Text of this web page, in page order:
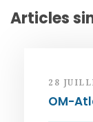
Articles
28
OM-